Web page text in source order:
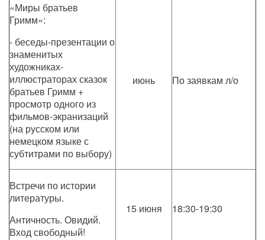
«Миры братьев
Гримм»:
- беседы-презентации о
знаменитых
художниках-
иллюстраторах сказок
братьев Гримм +
просмотр одного из
фильмов-экранизаций
(на русском или
немецком языке с
субтитрами по выбору)
июнь По заявкам л/о
Встречи по истории
литературы.
Античность. Овидий.
Вход свободный!
15 июня 18:30-19:30